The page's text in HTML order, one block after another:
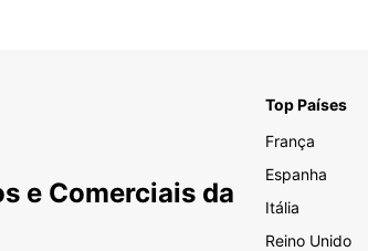
e Comerciais da
Top Países
França
Espanha
Itália
Reino Unido